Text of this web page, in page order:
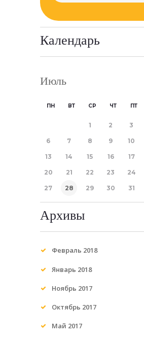
Календарь
Июль
ПН ВТ СР ЧТ ПТ
1 2 3
6 7 8 9 10
13 14 15 16 17
20 21 22 23 24
27 28 29 30 31
Архивы
Февраль 2018
Январь 2018
Ноябрь 2017
Октябрь 2017
Май 2017